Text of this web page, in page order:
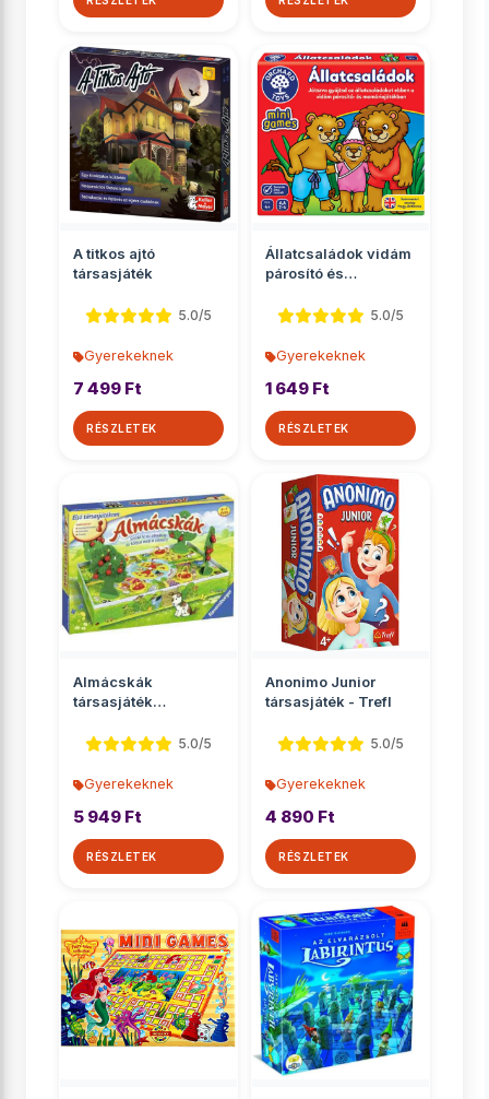
A titkos ajtó
társasjáték
5.0/5
Gyerekeknek
7 499 Ft
RÉSZLETEK
Állatcsaládok vidám
párosító és
5.0/5
Gyerekeknek
1 649 Ft
RÉSZLETEK
Almácskák
társasjáték
Ravensburger 5.0/5
Gyerekeknek
5 949 Ft
RÉSZLETEK
Anonimo Junior
társasjáték - Trefl
5.0/5
Gyerekeknek
4 890 Ft
RÉSZLETEK